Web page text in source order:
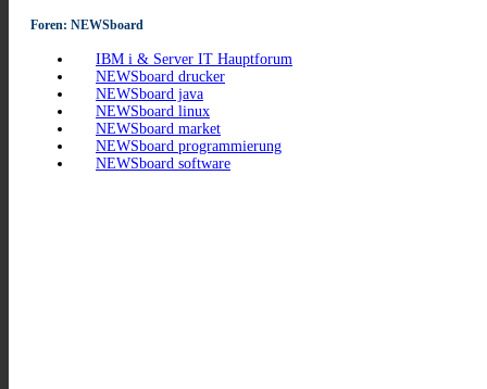
Foren: NEWSboard
IBM i & Server IT Hauptforum
NEWSboard drucker
NEWSboard java
NEWSboard linux
NEWSboard market
NEWSboard programmierung
NEWSboard software